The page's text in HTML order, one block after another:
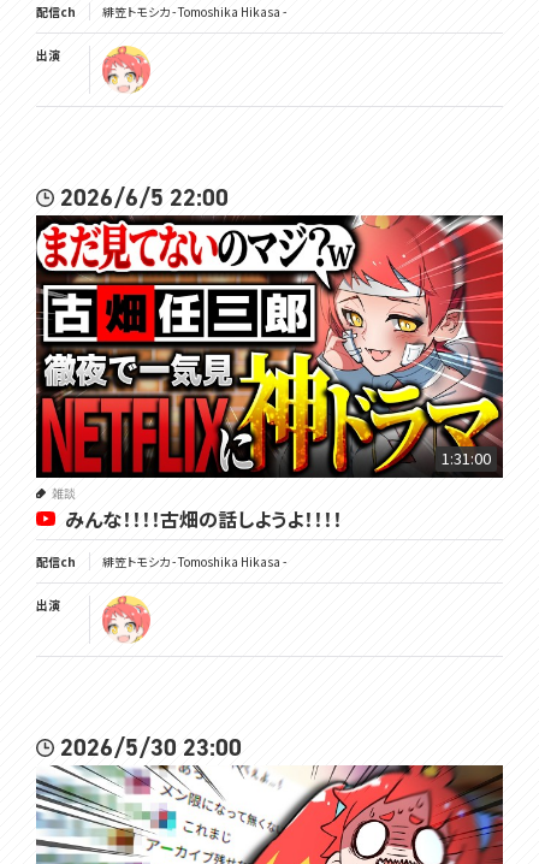
配信ch 緋笠トモシカ - Tomoshika Hikasa -
出演
2026/6/5 22:00
1:31:00
雑談
みんな！！！！古畑の話しようよ！！！！
配信ch 緋笠トモシカ - Tomoshika Hikasa -
出演
2026/5/30 23:00